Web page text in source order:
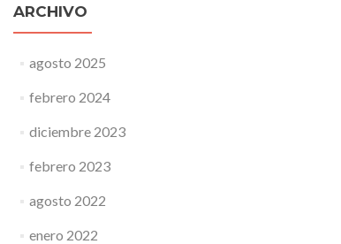
ARCHIVO
agosto 2025
febrero 2024
diciembre 2023
febrero 2023
agosto 2022
enero 2022